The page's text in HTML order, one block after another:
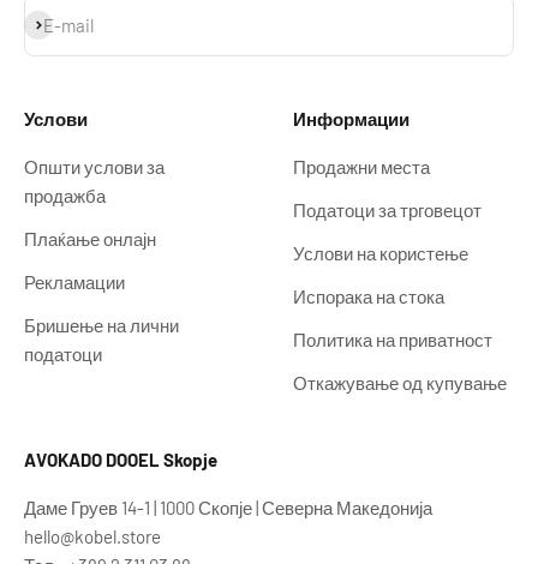
E-mail
Prijavi se
Услови
Општи услови за
продажба
Плаќање онлајн
Рекламации
Бришење на лични
податоци
Информации
Продажни места
Податоци за трговецот
Услови на користење
Испорака на стока
Политика на приватност
Откажување од купување
AVOKADO DOOEL Skopje
Даме Груев 14-1 | 1000 Скопје | Северна Македонија
hello@kobel.store